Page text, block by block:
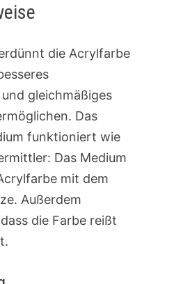
die Acrylfarbe
gleichmäßiges
Das
funktioniert wie
Das Medium
mit dem
Außerdem
die Farbe reißt